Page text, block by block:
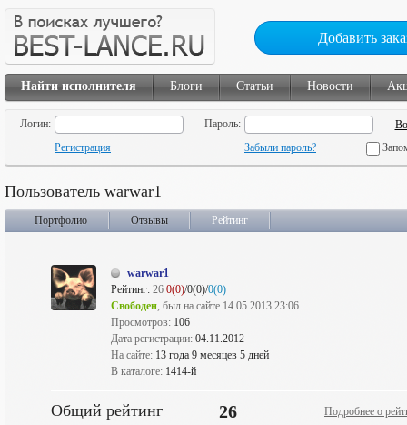
Добавить
Найти исполнителя Блоги Статьи Новости
Логин:
Пароль:
Регистрация
Забыли пароль?
Пользователь warwar1
Портфолио Отзывы Рейтинг
warwar1
Рейтинг: 26 0(0)/0(0)/0(0)
Свободен, был на сайте 14.05.2013 23:06
Просмотров: 106
Дата регистрации: 04.11.2012
На сайте: 13 года 9 месяцев 5 дней
В каталоге: 1414-й
Общий рейтинг 26 Подробнее о